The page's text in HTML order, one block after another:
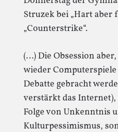
Struzek bei „Hart aber
„Counterstrike“.
(…) Die Obsession
wieder
Debatte gebracht
verstärkt das
Folge von Unkenntnis
Kulturpessimismus,